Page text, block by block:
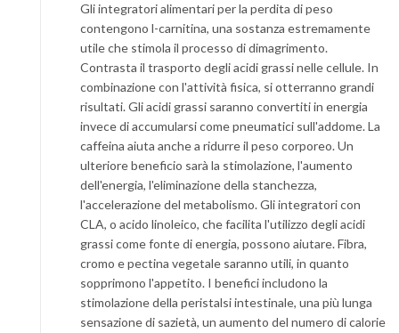
Gli integratori alimentari per la perdita di peso
contengono l-carnitina, una sostanza estremamente
utile che stimola il processo di dimagrimento.
Contrasta il trasporto degli acidi grassi nelle cellule. In
combinazione con l'attività fisica, si otterranno grandi
risultati. Gli acidi grassi saranno convertiti in energia
invece di accumularsi come pneumatici sull'addome. La
caffeina aiuta anche a ridurre il peso corporeo. Un
ulteriore beneficio sarà la stimolazione, l'aumento
dell'energia, l'eliminazione della stanchezza,
l'accelerazione del metabolismo. Gli integratori con
CLA, o acido linoleico, che facilita l'utilizzo degli acidi
grassi come fonte di energia, possono aiutare. Fibra,
cromo e pectina vegetale saranno utili, in quanto
sopprimono l'appetito. I benefici includono la
stimolazione della peristalsi intestinale, una più lunga
sensazione di sazietà, un aumento del numero di calorie